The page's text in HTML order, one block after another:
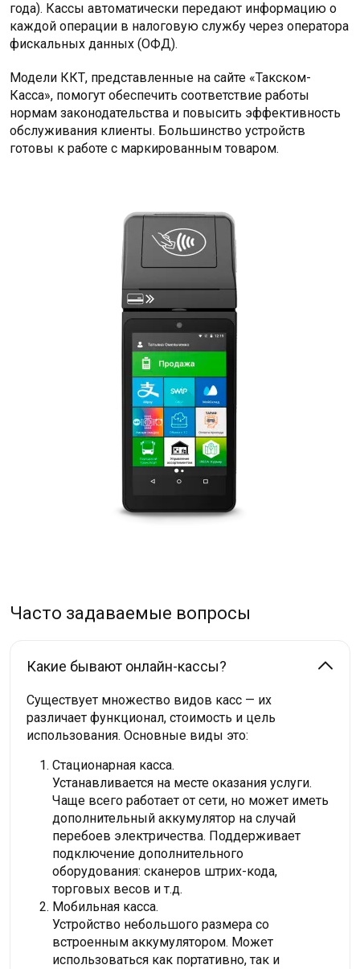
года). Кассы автоматически передают информацию о
каждой операции в налоговую службу через оператора
фискальных данных (ОФД).
Модели ККТ, представленные на сайте «Такском-
Касса», помогут обеспечить соответствие работы
нормам законодательства и повысить эффективность
обслуживания клиенты. Большинство устройств
готовы к работе с маркированным товаром.
Часто задаваемые вопросы
Какие бывают онлайн-кассы?
Существует множество видов касс — их
различает функционал, стоимость и цель
использования. Основные виды это:
Стационарная касса.
Устанавливается на месте оказания услуги.
Чаще всего работает от сети, но может иметь
дополнительный аккумулятор на случай
перебоев электричества. Поддерживает
подключение дополнительного
оборудования: сканеров штрих-кода,
торговых весов и т.д.
Мобильная касса.
Устройство небольшого размера со
встроенным аккумулятором. Может
использоваться как портативно, так и